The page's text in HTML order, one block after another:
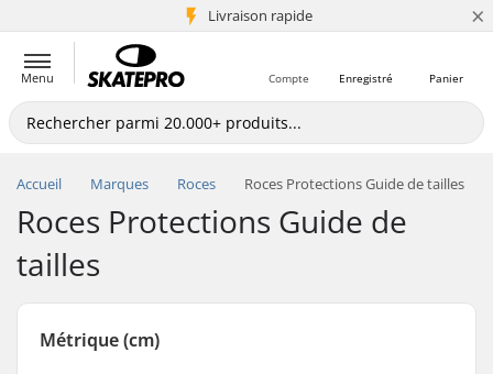
Livraison rapide
+5 mio de clients ×
Menu Panier
Enregistré
Compte
Accueil Marques Roces Roces Protections Guide de tailles
Roces Protections Guide de
tailles
Métrique (cm)